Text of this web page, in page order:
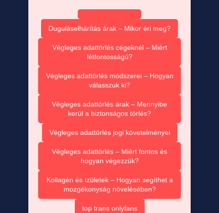
Duguláselhárítás árak – Mikor éri meg?
Végleges adattörlés cégeknél – Miért
létfontosságú?
Végleges adattörlés módszerei – Hogyan
válasszuk ki?
Végleges adattörlés árak – Mennyibe
kerül a biztonságos törlés?
Végleges adattörlés jogi követelményei
Végleges adattörlés – Miért fontos és
hogyan végezzük?
Kollagén és ízületek – Hogyan segíthet a
mozgékonyság növelésében?
top trans onlyfans